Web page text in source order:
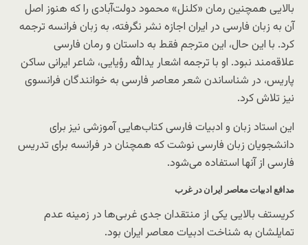
بالایی همچنین رمان «کلنل» محمود دولت‌آبادی را که هنوز اصل
آن به زبان فارسی در ایران اجازه نشر نگرفته، به زبان فرانسه ترجمه
کرد. با این حال، این مترجم فقط به داستان و رمان فارسی
علاقه‌مند نبود. او با ترجمه اشعار یدالله رؤیایی، شاعر ایرانی ساکن
پاریس، در شناساندن شعر معاصر فارسی به خوانندگان فرانسوی
نیز تلاش کرد.
این استاد زبان و ادبیات فارسی کتاب‌هایی آموزشی نیز برای
دانشجویان زبان فارسی نوشت که همچنان در فرانسه برای تدریس
فارسی از آنها استفاده می‌شود.
مدافع ادبیات معاصر ایران در غرب
کریستف بالایی یکی از منتقدان جدی غربی‌ها در زمینه عدم
تمایلشان به شناخت ادبیات معاصر ایران بود.